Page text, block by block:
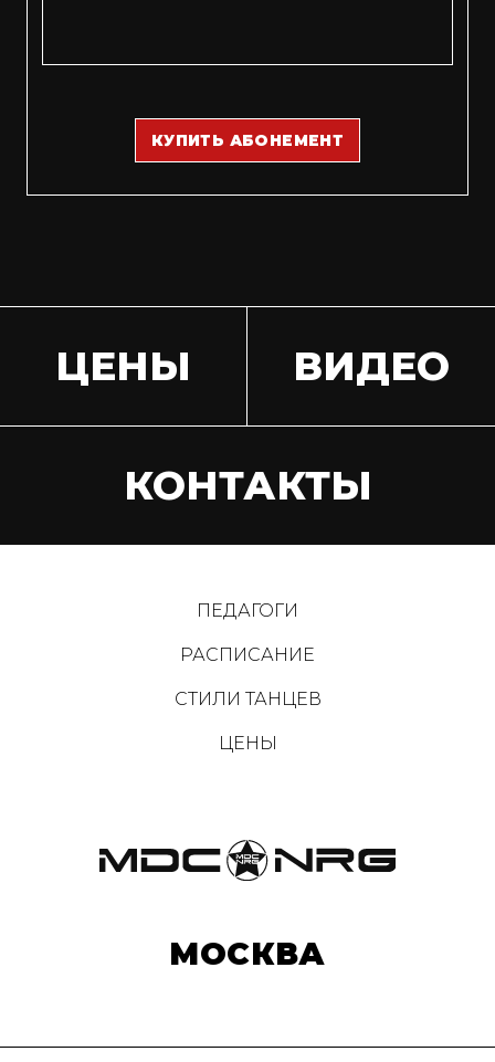
КУПИТЬ АБОНЕМЕНТ
ЦЕНЫ ВИДЕО
КОНТАКТЫ
ПЕДАГОГИ
РАСПИСАНИЕ
СТИЛИ ТАНЦЕВ
ЦЕНЫ
МОСКВА